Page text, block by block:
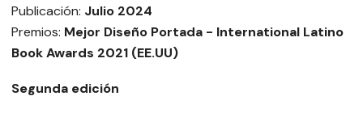
Publicación: Julio 2024
Premios: Mejor Diseño Portada - International Latino
Book Awards 2021 (EE.UU)
Segunda edición